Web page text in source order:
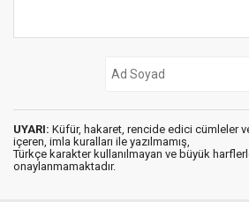
UYARI: Küfür, hakaret, rencide edici cümleler
içeren, imla kuralları ile yazılmamış,
Türkçe karakter kullanılmayan ve büyük
onaylanmamaktadır.